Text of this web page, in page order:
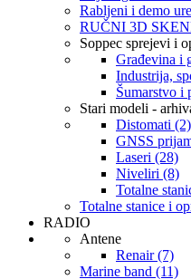
Rabljeni i demo
RUČNI 3D
Soppec sprejevi i
Građevina i
Industrija,
Šumarstvo i
Stari modeli -
Distomati (2)
GNSS
Laseri (28)
Niveliri (8)
Totalne
Totalne stanice i
RADIO
Antene
Renair (7)
Marine band (11)